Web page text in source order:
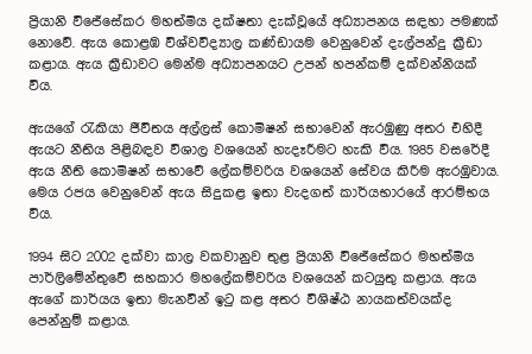
ප්‍රියානි විජේසේකර මහත්මිය දක්ෂතා දැක්වූයේ අධ්‍යාපනය සඳහා පමණක්
නොවේ. ඇය කොළඹ විශ්වවිද්‍යාල කණ්ඩායම වෙනුවෙන් දැල්පන්දු ක්‍රීඩා
කළාය. ඇය ක්‍රීඩාවට මෙන්ම අධ්‍යාපනයට උපන් හපන්කම් දක්වන්නියක්
විය.
ඇයගේ රැකියා ජීවිතය අල්ලස් කොමිෂන් සභාවෙන් ඇරඹුණු අතර එහිදී
ඇයට නීතිය පිළිබඳව විශාල වශයෙන් හැදෑරීමට හැකි විය. 1985 වසරේදී
ඇය නීති කොමිෂන් සභාවේ ලේකම්වරිය වශයෙන් සේවය කිරීම ඇරඹුවාය.
මෙය රජය වෙනුවෙන් ඇය සිදුකළ ඉතා වැදගත් කාර්යභාරයේ ආරම්භය
විය.
1994 සිට 2002 දක්වා කාල වකවානුව තුළ ප්‍රියානි විජේසේකර මහත්මිය
පාර්ලිමේන්තුවේ සහකාර මහලේකම්වරිය වශයෙන් කටයුතු කළාය. ඇය
ඇගේ කාර්යය ඉතා මැනවින් ඉටු කළ අතර විශිෂ්ඨ නායකත්වයක්ද
පෙන්නුම් කළාය.